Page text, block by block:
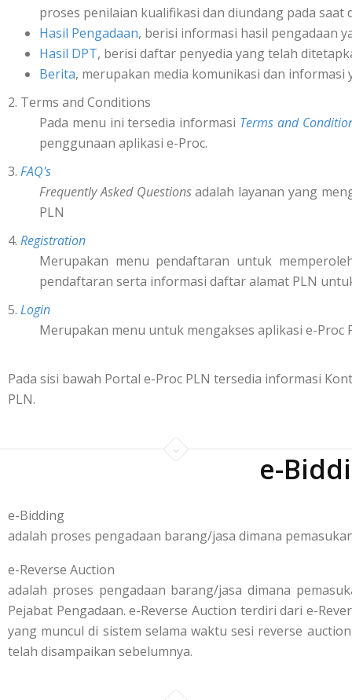
proses penilaian kualifikasi dan diundang pada
Hasil Pengadaan, berisi informasi hasil pengadaan
Hasil DPT, berisi daftar penyedia yang telah
Berita, merupakan media komunikasi dan
2. Terms and Conditions
Pada menu ini tersedia informasi Terms and
penggunaan aplikasi e-Proc.
3. FAQ's
Frequently Asked Questionsadalah layanan yang
PLN
4. Registration
Merupakan menu pendaftaran untuk
pendaftaran serta informasi daftar alamat PLN
5. Login
Merupakan menu untuk mengakses aplikasi e-
Pada sisi bawah Portal e-Proc PLN tersedia informasi
PLN.
e-
e-Bidding
adalah proses pengadaan barang/jasa dimana
e-Reverse Auction
adalah proses pengadaan barang/jasa dimana
Pejabat Pengadaan. e-Reverse Auction terdiri dari e-
yang muncul di sistem selama waktu sesi reverse
telah disampaikan sebelumnya.